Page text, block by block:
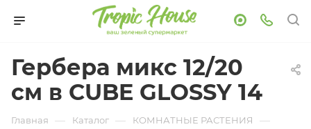
Гербера микс 12/20
см в CUBE GLOSSY 14
Главная — Каталог — КОМНАТНЫЕ РАСТЕНИЯ —